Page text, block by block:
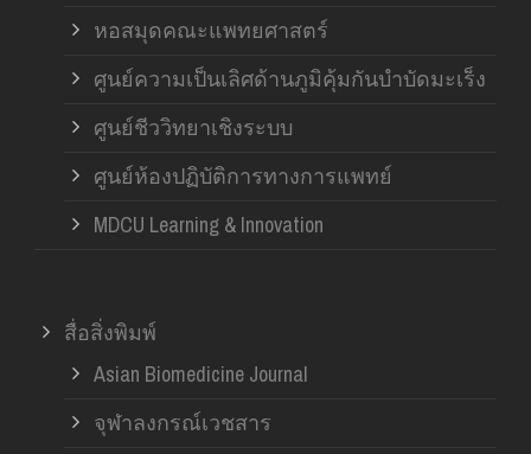
หอสมุดคณะแพทยศาสตร์
ศูนย์ความเป็นเลิศด้านภูมิคุ้มกันบำบัดมะเร็ง
ศูนย์ชีววิทยาเชิงระบบ
ศูนย์ห้องปฏิบัติการทางการแพทย์
MDCU Learning & Innovation
สื่อสิ่งพิมพ์
Asian Biomedicine Journal
จุฬาลงกรณ์เวชสาร